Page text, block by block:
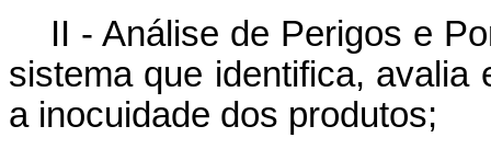
II - Análise de Perigos e
sistema que identifica, avalia
a inocuidade dos produtos;